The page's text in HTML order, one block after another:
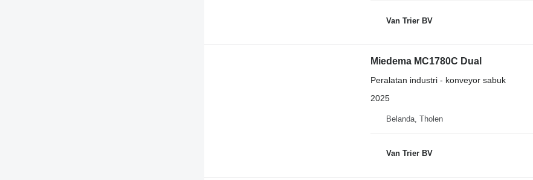
Van Trier BV
Miedema MC1780C Dual
Peralatan industri - konveyor sabuk
2025
Belanda, Tholen
Van Trier BV